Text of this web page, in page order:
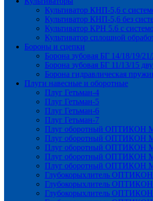
Культиватор КНП-5,6 с
Культиватор КНП-5,6 без
Культиватор КРН 5.6 с
Культиватор сплошной
Бороны и сцепки
Борона зубовая БГ 14/18/19/
Борона зубовая БГ 11/13/15
Борона гидравлическая
Плуги навесные и оборотные
Плуг Гетьман-4
Плуг Гетьман-5
Плуг Гетьман-6
Плуг Гетьман-7
Плуг оборотный ОПТИКОН
Плуг оборотный ОПТИКОН
Плуг оборотный ОПТИКОН
Плуг оборотный ОПТИКОН
Плуг оборотный ОПТИКОН
Глубокорыхлитель ОПТИКОН
Глубокорыхлитель
Глубокорыхлитель